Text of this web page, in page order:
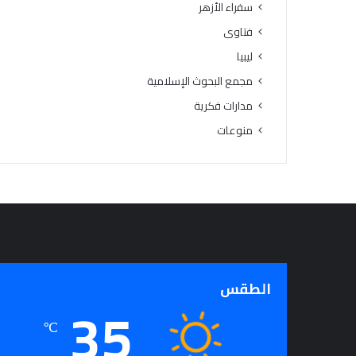
سفراء الأزهر
فتاوى
ليبيا
مجمع البحوث الإسلامية
مدارات فكرية
منوعات
الطقس
℃